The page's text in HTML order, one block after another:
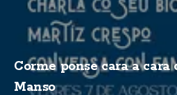
Corme ponse cara a
Manso